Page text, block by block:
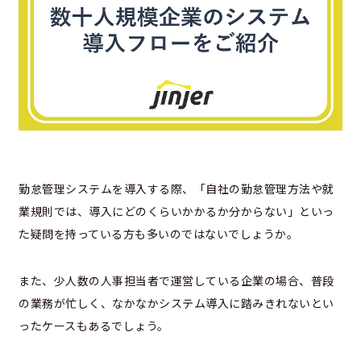
勤怠管理システムを導入する際、「自社の勤怠管理方法や就
業規則では、導入にどのくらいかかるか分からない」といっ
た疑問を持っている方も多いのではないでしょうか。
また、少人数の人事担当者で運営している企業の場合、普段
の業務が忙しく、なかなかシステム導入に踏みきれないとい
ったケースもあるでしょう。